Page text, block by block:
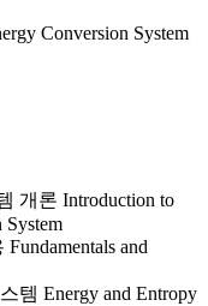
Conversion System
개론 Introduction to
System
Fundamentals and
템 Energy and Entropy